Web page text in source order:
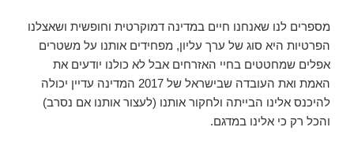
מספרים לנו שאנחנו חיים במדינה דמוקרטית וחופשית ושאצלנו
הפרטיות היא סוג של ערך עליון, מפחידים אותנו על משטרים
אפלים שמחטטים בחיי האזרחים אבל לא כולנו יודעים את
האמת ואת העובדה שבישראל של 2017 המדינה עדיין יכולה
להיכנס אלינו הבייתה ולחקור אותנו (לעצור אותנו אם נסרב)
והכל רק כי אלינו במדגם.